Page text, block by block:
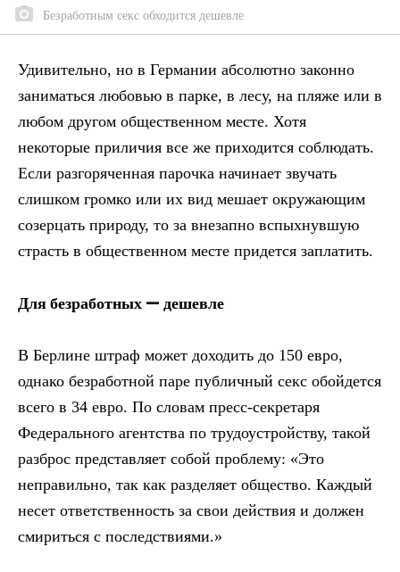
Безработным секс обходится дешевле
Удивительно, но в Германии абсолютно законно
заниматься любовью в парке, в лесу, на пляже или в
любом другом общественном месте. Хотя
некоторые приличия все же приходится соблюдать.
Если разгоряченная парочка начинает звучать
слишком громко или их вид мешает окружающим
созерцать природу, то за внезапно вспыхнувшую
страсть в общественном месте придется заплатить.
Для безработных — дешевле
В Берлине штраф может доходить до 150 евро,
однако безработной паре публичный секс обойдется
всего в 34 евро. По словам пресс-секретаря
Федерального агентства по трудоустройству, такой
разброс представляет собой проблему: «Это
неправильно, так как разделяет общество. Каждый
несет ответственность за свои действия и должен
смириться с последствиями.»